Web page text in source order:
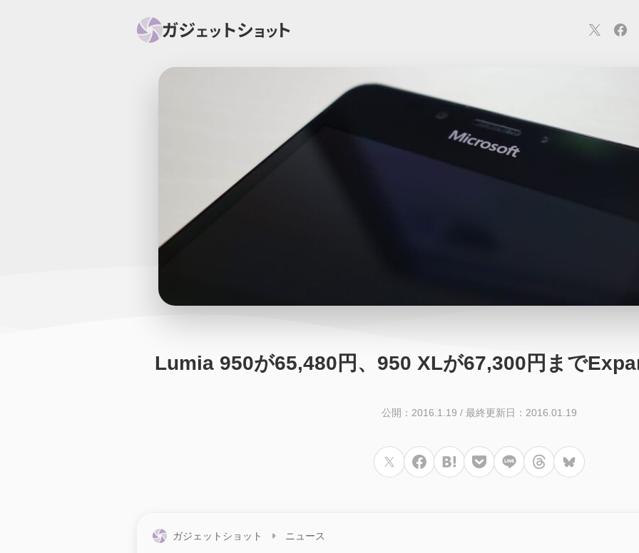
PC関連 ウェアラブル スマートホーム
スマートホーム
オーディオ
Lumia 950が65,480円、950 XLが67,300円まで
公開：2016.1.19 / 最終更新日：2016.01.19
ガジェットショット ニュース